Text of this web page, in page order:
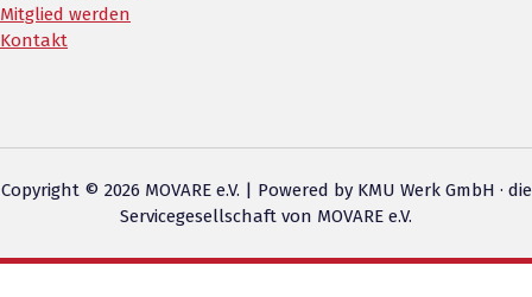
Mitglied werden
Kontakt
Copyright © 2026 MOVARE e.V. | Powered by KMU Werk GmbH · die
Servicegesellschaft von MOVARE e.V.